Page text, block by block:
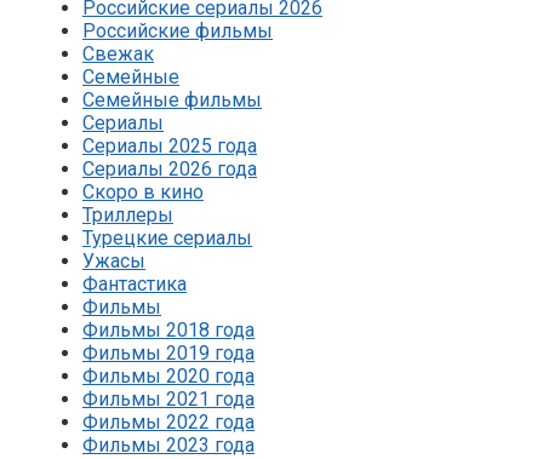
Российские сериалы 2026
Российские фильмы
Свежак
Семейные
Семейные фильмы
Сериалы
Сериалы 2025 года
Сериалы 2026 года
Скоро в кино
Триллеры
Турецкие сериалы
Ужасы
Фантастика
Фильмы
Фильмы 2018 года
Фильмы 2019 года
Фильмы 2020 года
Фильмы 2021 года
Фильмы 2022 года
Фильмы 2023 года